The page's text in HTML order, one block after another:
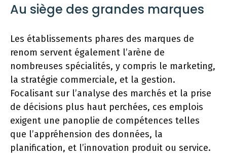
Au siège des grandes marques
Les établissements phares des marques de
renom servent également l’arène de
nombreuses spécialités, y compris le marketing,
la stratégie commerciale, et la gestion.
Focalisant sur l’analyse des marchés et la prise
de décisions plus haut perchées, ces emplois
exigent une panoplie de compétences telles
que l’appréhension des données, la
planification, et l’innovation produit ou service.